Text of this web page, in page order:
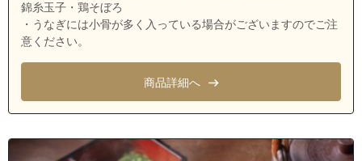
錦糸玉子・鶏そぼろ
・うなぎには小骨が多く入っている場合がございますのでご注
意ください。
商品詳細へ